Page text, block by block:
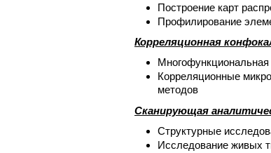
Построение карт
Профилирование
Корреляционная
Корреляционные
методов
Сканирующая
Структурные
Исследование живых